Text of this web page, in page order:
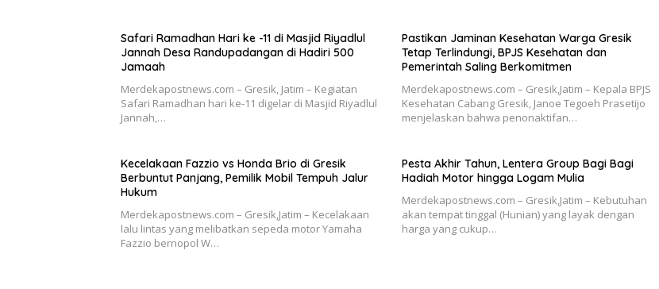
Safari Ramadhan Hari ke -11 di Masjid Riyadlul
Jannah Desa Randupadangan di Hadiri 500
Jamaah
Merdekapostnews.com – Gresik, Jatim – Kegiatan
Safari Ramadhan hari ke-11 digelar di Masjid Riyadlul
Jannah,…
Pastikan Jaminan Kesehatan Warga Gresik
Tetap Terlindungi, BPJS Kesehatan dan
Pemerintah Saling Berkomitmen
Merdekapostnews.com – Gresik,Jatim – Kepala BPJS
Kesehatan Cabang Gresik, Janoe Tegoeh Prasetijo
menjelaskan bahwa penonaktifan…
Kecelakaan Fazzio vs Honda Brio di Gresik
Berbuntut Panjang, Pemilik Mobil Tempuh Jalur
Hukum
Merdekapostnews.com – Gresik,Jatim – Kecelakaan
lalu lintas yang melibatkan sepeda motor Yamaha
Fazzio bernopol W…
Pesta Akhir Tahun, Lentera Group Bagi Bagi
Hadiah Motor hingga Logam Mulia
Merdekapostnews.com – Gresik,Jatim – Kebutuhan
akan tempat tinggal (Hunian) yang layak dengan
harga yang cukup…